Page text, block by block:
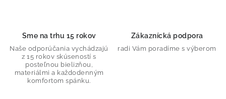
Sme na trhu 15 rokov
Naše odporúčania vychádzajú
z 15 rokov skúseností s
posteľnou bielizňou,
materiálmi a každodenným
komfortom spánku.
Zákaznícká podpora
radi Vám poradíme s výberom